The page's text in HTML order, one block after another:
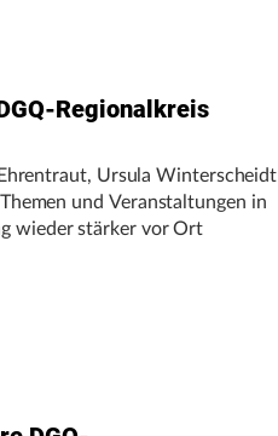
Regionalkreis
Ursula Winterscheidt
und Veranstaltungen in
wieder stärker vor Ort